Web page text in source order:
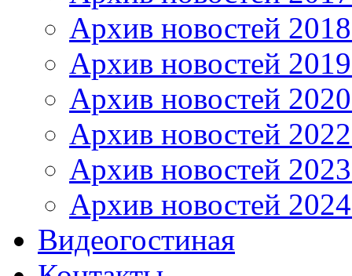
Архив новостей
Архив новостей
Архив новостей
Архив новостей
Архив новостей
Архив новостей
Видеогостиная